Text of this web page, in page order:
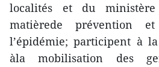
localités et du
matièrede prévention
l’épidémie; participent à
àla mobilisation des